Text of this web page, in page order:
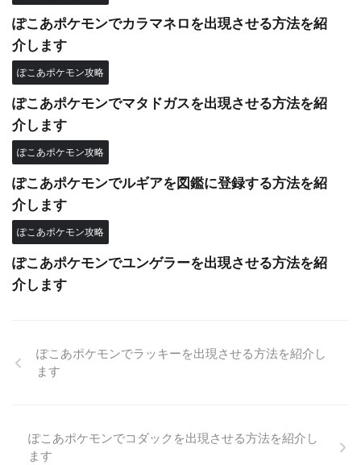
ぽこあポケモンでカラマネロを出現させる方法を紹
介します
ぽこあポケモン攻略
ぽこあポケモンでマタドガスを出現させる方法を紹
介します
ぽこあポケモン攻略
ぽこあポケモンでルギアを図鑑に登録する方法を紹
介します
ぽこあポケモン攻略
ぽこあポケモンでユンゲラーを出現させる方法を紹
介します
ぽこあポケモンでラッキーを出現させる方法を紹介し
ます
ぽこあポケモンでコダックを出現させる方法を紹介し
ます